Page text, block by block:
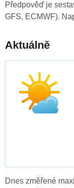
Předpověď je
GFS, ECMWF).
Aktuálně
Dnes změřené